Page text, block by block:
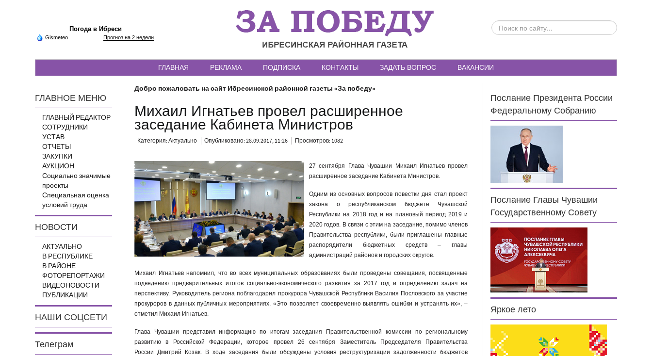
Погода в Ибреси
Gismeteo Прогноз на 2 недели
ПОИСК
ПО
ГЛАВНАЯ РЕКЛАМА ПОДПИСКА КОНТАКТЫ ЗАДАТЬ ВОПРОС ВАКАНСИИ
ГЛАВНОЕ МЕНЮ
ГЛАВНЫЙ РЕДАКТОР
СОТРУДНИКИ
УСТАВ
ОТЧЕТЫ
ЗАКУПКИ
АУКЦИОН
Социально значимые
проекты
Специальная оценка
условий труда
НОВОСТИ
АКТУАЛЬНО
В РЕСПУБЛИКЕ
В РАЙОНЕ
ФОТОРЕПОРТАЖИ
ВИДЕОНОВОСТИ
ПУБЛИКАЦИИ
НАШИ СОЦСЕТИ
Телеграм
Добро пожаловать на сайт Ибресинской районной газеты «За победу»
Михаил Игнатьев провел расширенное
заседание Кабинета Министров
Категория:Актуально Опубликовано: 28.09.2017, 11:26 Просмотров: 1082
27 сентября Глава Чувашии Михаил Игнатьев провел
расширенное заседание Кабинета Министров.
Одним из основных вопросов повестки дня стал проект
закона о республиканском бюджете Чувашской
Республики на 2018 год и на плановый период 2019 и
2020 годов. В связи с этим на заседание, помимо членов
Правительства республики, были приглашены главные
распорядители бюджетных средств – главы
администраций районов и городских округов.
Михаил Игнатьев напомнил, что во всех муниципальных образованиях были проведены совещания, посвященные
подведению предварительных итогов социально-экономического развития за 2017 год и определению задач на
перспективу. Руководитель региона поблагодарил прокурора Чувашской Республики Василия Пословского за участие
прокуроров в данных публичных мероприятиях. «Это позволяет своевременно выявлять ошибки и устранять их», –
отметил Михаил Игнатьев.
Глава Чувашии представил информацию по итогам заседания Правительственной комиссии по региональному
развитию в Российской Федерации, которое провел 26 сентября Заместитель Председателя Правительства
России Дмитрий Козак. В ходе заседания были обсуждены условия реструктуризации задолженности бюджетов
Послание Президента России
Федеральному Собранию
Послание Главы Чувашии
Государственному Совету
Яркое лето